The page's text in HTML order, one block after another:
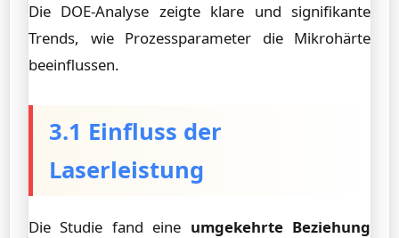
Die DOE-Analyse zeigte klare und signifikante
Trends, wie Prozessparameter die Mikrohärte
beeinflussen.
3.1 Einfluss der
Laserleistung
Die Studie fand eine umgekehrte Beziehung